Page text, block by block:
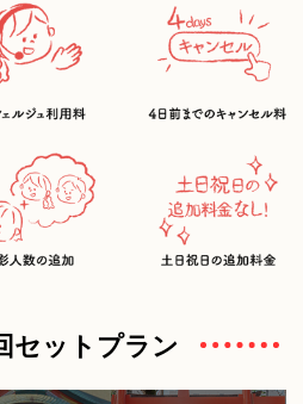
セットプラン